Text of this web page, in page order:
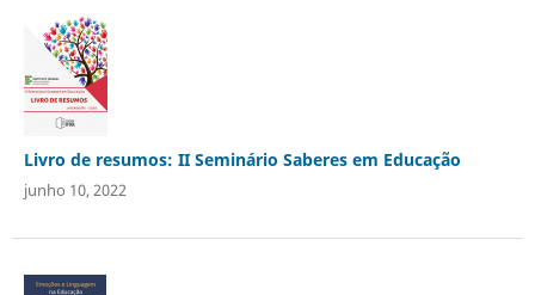
Livro de resumos: II Seminário Saberes em Educação
junho 10, 2022